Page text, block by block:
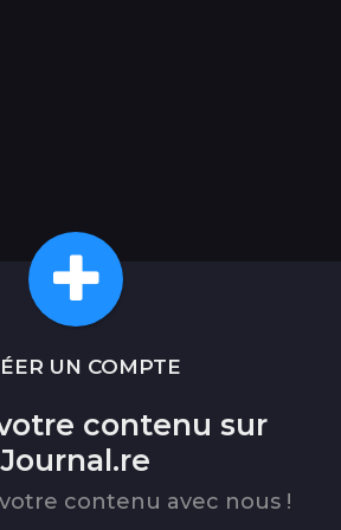
UN COMPTE
contenu sur
Journal.re
contenu avec nous !